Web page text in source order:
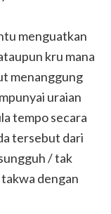
menguatkan
kru mana
menanggung
uraian
tempo secara
tersebut dari
/ tak
dengan